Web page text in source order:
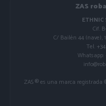
ZAS
ETHNIC
Cif.
C/ Bailén 44 (nave),
Tel.
Whatsapp:
ZAS ® es una marca registrada